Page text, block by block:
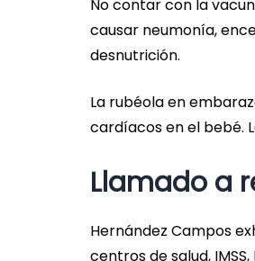
No contar con la
causar neumonía,
desnutrición.
La rubéola en
cardíacos en el bebé.
Llamado a
Hernández Campos
centros de salud,